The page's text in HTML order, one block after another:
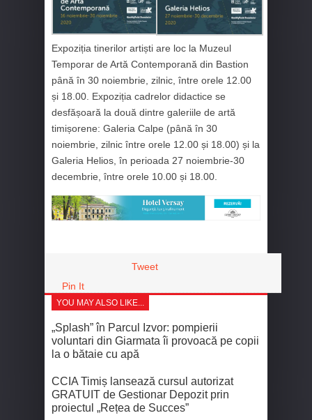
Expoziția tinerilor artiști are loc la Muzeul
Temporar de Artă Contemporană din Bastion
până în 30 noiembrie, zilnic, între orele 12.00
și 18.00. Expoziția cadrelor didactice se
desfășoară la două dintre galeriile de artă
timișorene: Galeria Calpe (până în 30
noiembrie, zilnic între orele 12.00 și 18.00) și la
Galeria Helios, în perioada 27 noiembrie-30
decembrie, între orele 10.00 și 18.00.
Tweet
Pin It
YOU MAY ALSO LIKE...
„Splash” în Parcul Izvor: pompierii
voluntari din Giarmata îi provoacă pe copii
la o bătaie cu apă
CCIA Timiș lansează cursul autorizat
GRATUIT de Gestionar Depozit prin
proiectul „Rețea de Succes”